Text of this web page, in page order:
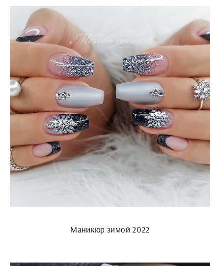
Маникюр зимой 2022